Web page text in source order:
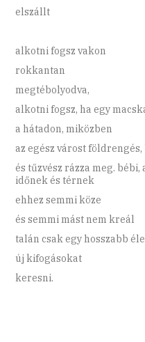
elszállt
alkotni fogsz vakon
rokkantan
megtébolyodva,
alkotni fogsz, ha egy
a hátadon, miközben
az egész várost földrengés,
és tűzvész rázza meg.
időnek és térnek
ehhez semmi köze
és semmi mást nem kreál
talán csak egy hosszabb
új kifogásokat
keresni.